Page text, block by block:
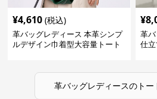
¥4,610 (税込)
革バッグレディース 本革シンプ
ルデザイン巾着型大容量トート
¥
革
仕
革バッグレディースのトー